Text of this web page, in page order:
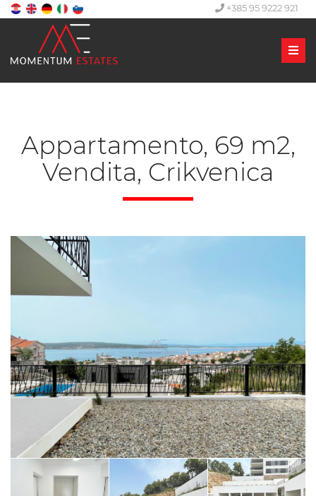
+385 95 9222 921
Appartamento, 69 m2,
Vendita, Crikvenica